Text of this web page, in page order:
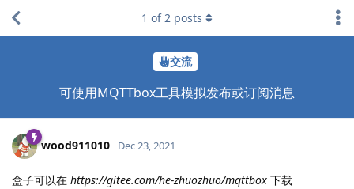
交流
可使用MQTTbox工具模拟发布或订阅消息
1 of2 posts
wood911010 Dec 23, 2021
盒子可以在 https://gitee.com/he-zhuozhuo/mqttbox 下载